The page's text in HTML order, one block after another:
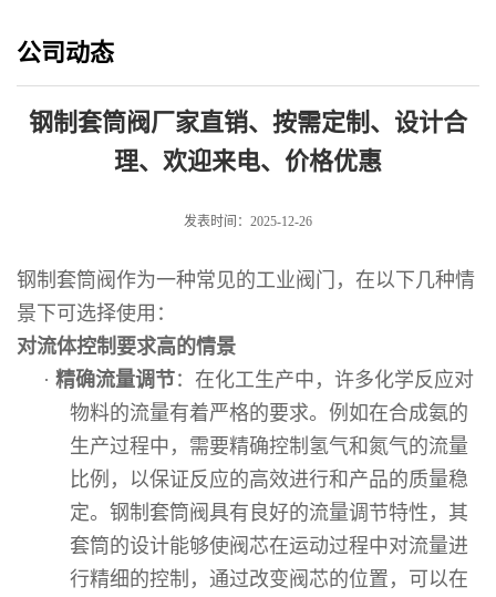
公司动态
钢制套筒阀厂家直销、按需定制、设计合
理、欢迎来电、价格优惠
发表时间：2025-12-26
钢制套筒阀作为一种常见的工业阀门，在以下几种情
景下可选择使用：
对流体控制要求高的情景
· 精确流量调节：在化工生产中，许多化学反应对
物料的流量有着严格的要求。例如在合成氨的
生产过程中，需要精确控制氢气和氮气的流量
比例，以保证反应的高效进行和产品的质量稳
定。钢制套筒阀具有良好的流量调节特性，其
套筒的设计能够使阀芯在运动过程中对流量进
行精细的控制，通过改变阀芯的位置，可以在